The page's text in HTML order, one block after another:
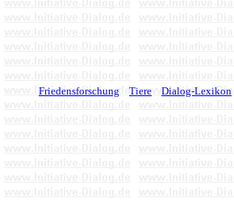
Friedensforschung Tiere Dialog-Lexikon